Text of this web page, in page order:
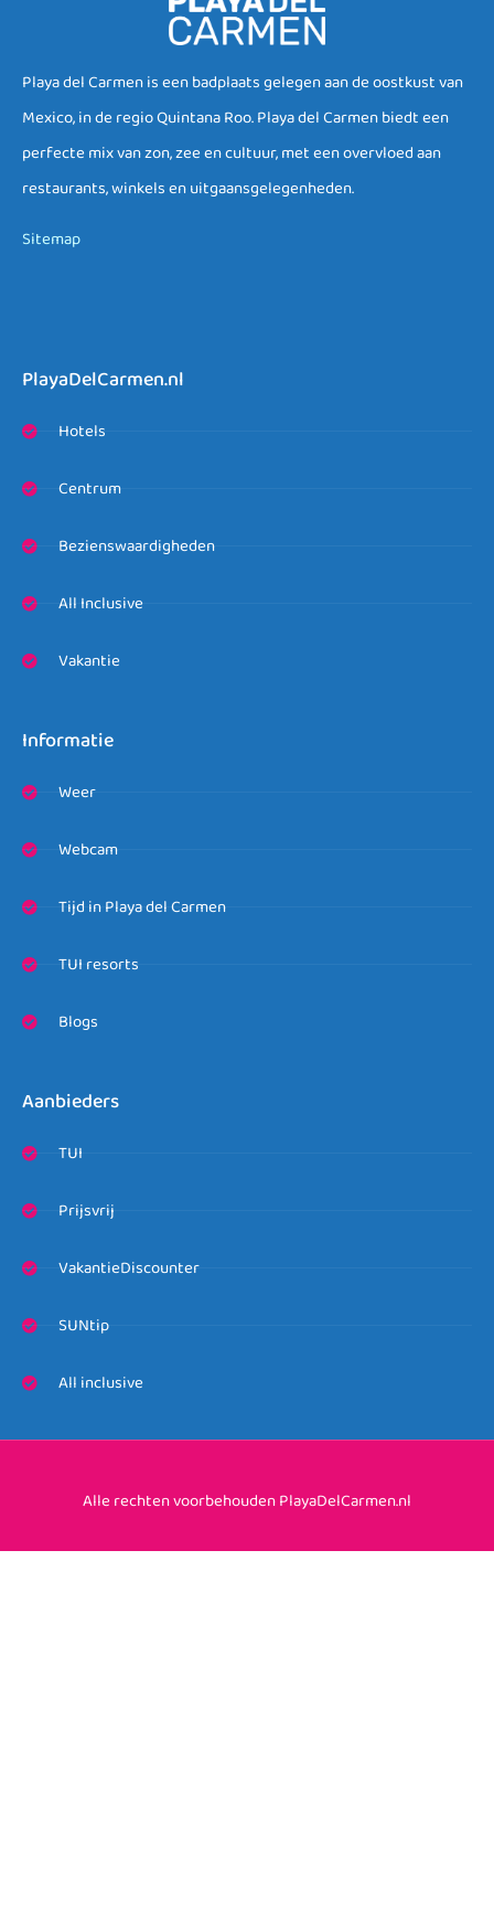
Playa del Carmen is een badplaats gelegen aan de oostkust van
Mexico, in de regio Quintana Roo. Playa del Carmen biedt een
perfecte mix van zon, zee en cultuur, met een overvloed aan
restaurants, winkels en uitgaansgelegenheden.
Sitemap
PlayaDelCarmen.nl
Hotels
Centrum
Bezienswaardigheden
All Inclusive
Vakantie
Informatie
Weer
Webcam
Tijd in Playa del Carmen
TUI resorts
Blogs
Aanbieders
TUI
Prijsvrij
VakantieDiscounter
SUNtip
All inclusive
Alle rechten voorbehouden PlayaDelCarmen.nl